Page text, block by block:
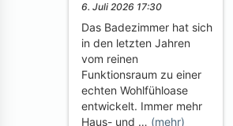
6. Juli 2026 17:30
Das Badezimmer hat sich
in den letzten Jahren
vom reinen
Funktionsraum zu einer
echten Wohlfühloase
entwickelt. Immer mehr
Haus- und … (mehr)